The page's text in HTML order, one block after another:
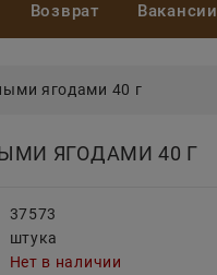
Возврат Вакансии
ягодами 40 г
ЯГОДАМИ 40 Г
37573
штука
Нет в наличии